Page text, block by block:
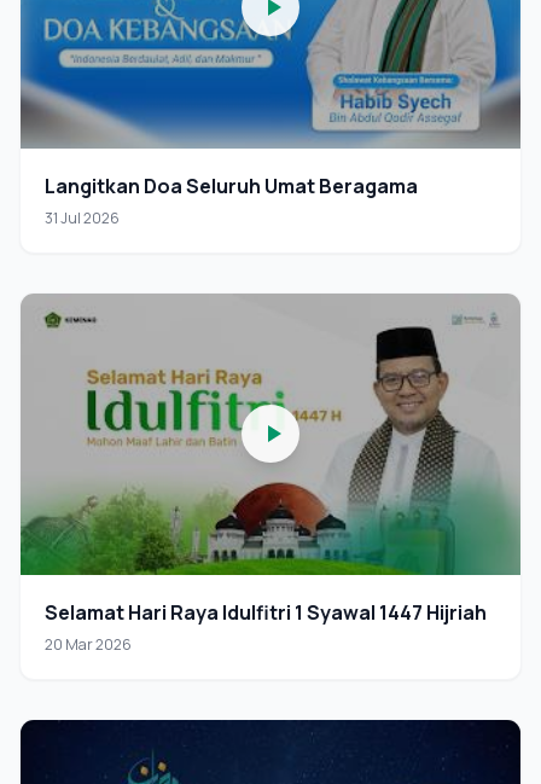
Langitkan Doa Seluruh Umat Beragama
31 Jul 2026
Selamat Hari Raya Idulfitri 1 Syawal 1447 Hijriah
20 Mar 2026